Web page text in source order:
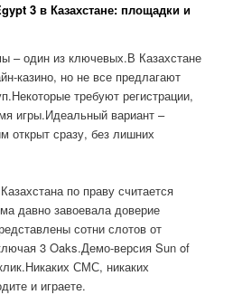
3 в Казахстане: площадки и
– один из ключевых.В Казахстане
казино, но не все предлагают
требуют регистрации,
игры.Идеальный вариант –
открыт сразу, без лишних
по праву считается
давно завоевала доверие
сотни слотов от
3 Oaks.Демо-версия Sun of
СМС, никаких
и играете.